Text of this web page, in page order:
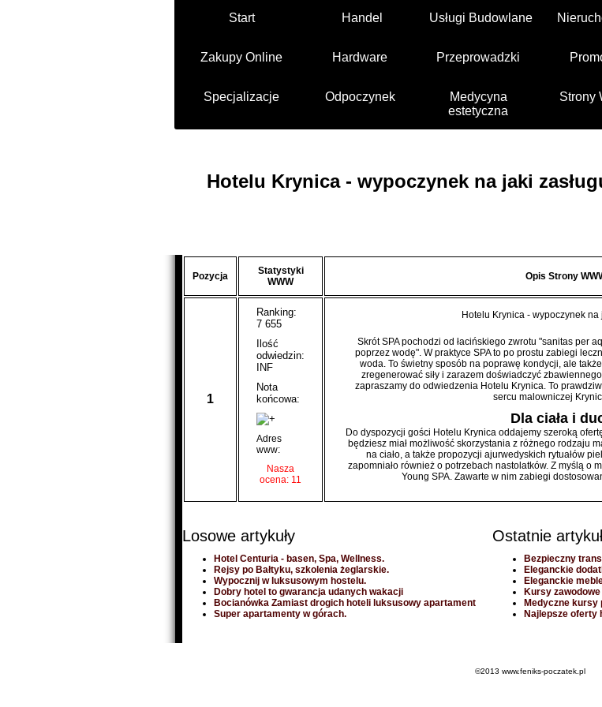
Start Handel Usługi Budowlane
Zakupy Online Hardware Przeprowadzki
Specjalizacje Odpoczynek
Medycyna
estetyczna
Strony
Hotelu Krynica - wypoczynek na jaki
Pozycja
Statystyki
WWW
Opis Strony
1
Ranking:
7 655
Ilość
odwiedzin:
INF
Nota
końcowa:
Adres
www:
Nasza
ocena: 11
Hotelu Krynica - wypoczynek na
Skrót SPA pochodzi od łacińskiego zwrotu "sanitas per
poprzez wodę". W praktyce SPA to po prostu zabiegi
woda. To świetny sposób na poprawę kondycji, ale
zregenerować siły i zarazem doświadczyć
zapraszamy do odwiedzenia Hotelu Krynica. To
sercu malowniczej
Dla ciała i
Do dyspozycji gości Hotelu Krynica oddajemy szeroką
będziesz miał możliwość skorzystania z różnego rodzaju
na ciało, a także propozycji ajurwedyskich rytuałów
zapomniało również o potrzebach nastolatków. Z myślą o
Young SPA. Zawarte w nim zabiegi
Losowe artykuły
Hotel Centuria - basen, Spa, Wellness.
Rejsy po Bałtyku, szkolenia żeglarskie.
Wypocznij w luksusowym hostelu.
Dobry hotel to gwarancja udanych wakacji
Bocianówka Zamiast drogich hoteli luksusowy apartament
Super apartamenty w górach.
Ostatnie
Bezpieczny
Eleganckie
Eleganckie
Kursy
Medyczne kursy
Najlepsze oferty
©2013 www.feniks-poczatek.pl